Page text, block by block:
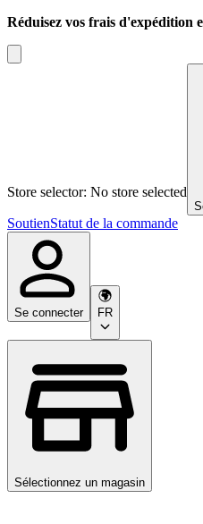
Réduisez vos frais d'expédition
Store selector: No store selected
SoutienStatut de la commande
Se connecter FR
Sélectionnez un magasin